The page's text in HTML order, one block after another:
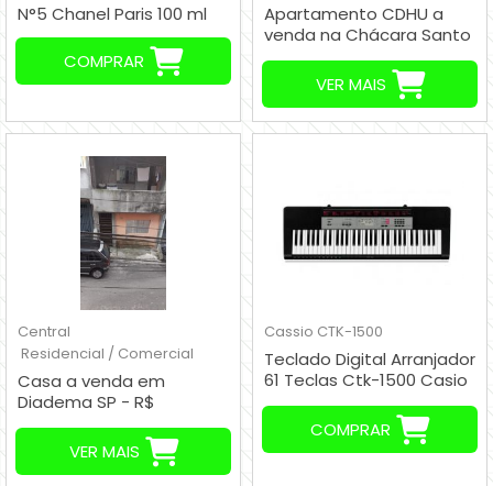
N°5 Chanel Paris 100 ml
COMPRAR
Apartamento CDHU a
venda na Chácara Santo
Antônio São Paulo SP R$
110.000,00VER MAIS
Central
Residencial / Comercial
Casa a venda em
Diadema SP - R$
220,000,00
VER MAIS
Cassio CTK-1500
Teclado Digital Arranjador
61 Teclas Ctk-1500 Casio
+ Fonte
COMPRAR